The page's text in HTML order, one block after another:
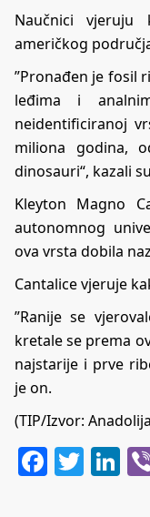
Naučnici
američkog
”Pronađen je fosil
leđima i
neidentificiranoj
miliona godina,
dinosauri“, kazali
Kleyton Magno
autonomnog
ova vrsta dobila
Cantalice vjeruje
”Ranije se
kretale se prema
najstarije i prve
je on.
(TIP/Izvor: